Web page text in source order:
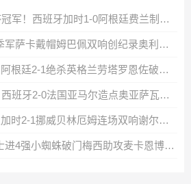
时隔16年夺世界杯冠军！西班牙加时1-0阿根廷费兰制胜恩佐染红
英格兰6-4法国获季军萨卡戴帽姆巴佩双响创纪录奥利塞2助+失良机
连续两届进决赛！阿根廷2-1绝杀英格兰劳塔罗恩佐破门梅西两助攻
时隔16年进决赛！西班牙2-0法国亚马尔造点奥亚萨瓦尔、波罗破门
晋级四强！英格兰加时2-1挪威贝林厄姆连场双响谢尔德鲁普破门
阿根廷加时3-1瑞士进4强小蜘蛛破门梅西助攻麦卡恩博洛假摔染红